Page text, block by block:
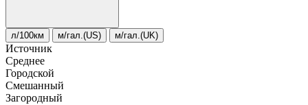
л/100км м/гал.(US) м/гал.(UK)
Источник
Среднее
Городской
Смешанный
Загородный